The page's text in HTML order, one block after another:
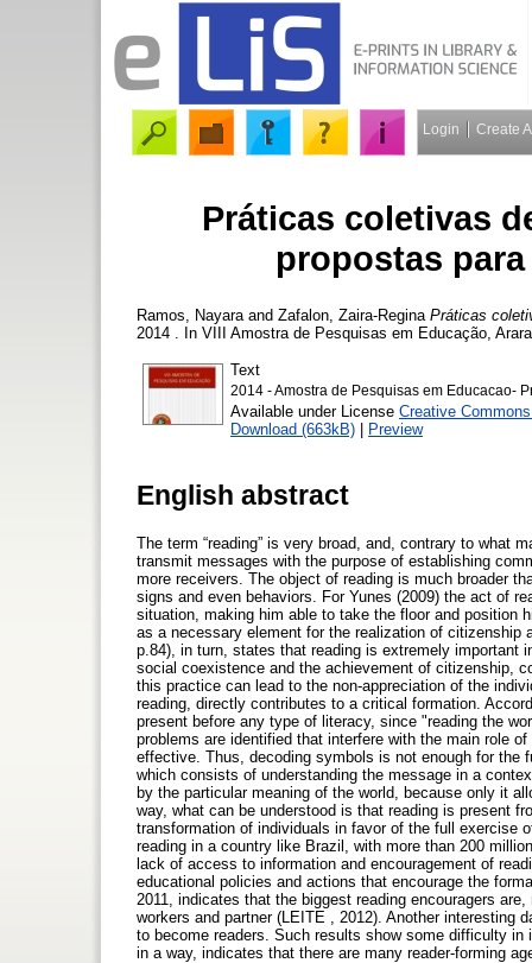
Login Create
Práticas coletivas
propostas
Ramos, Nayara and Zafalon, Zaira-Regina Práticas
2014 . In VIII Amostra de Pesquisas em Educação,
Text
2014 - Amostra de Pesquisas em Educacao-
Available under License Creative
Download (663kB) | Preview
English abstract
The term “reading” is very broad, and, contrary to what
transmit messages with the purpose of establishing
more receivers. The object of reading is much broader
signs and even behaviors. For Yunes (2009) the act of
situation, making him able to take the floor and position
as a necessary element for the realization of
p.84), in turn, states that reading is extremely
social coexistence and the achievement of citizenship,
this practice can lead to the non-appreciation of the
reading, directly contributes to a critical formation.
present before any type of literacy, since "reading the
problems are identified that interfere with the main role
effective. Thus, decoding symbols is not enough for the
which consists of understanding the message in a
by the particular meaning of the world, because only it
way, what can be understood is that reading is present
transformation of individuals in favor of the full
reading in a country like Brazil, with more than 200
lack of access to information and encouragement of
educational policies and actions that encourage the
2011, indicates that the biggest reading encouragers
workers and partner (LEITE , 2012). Another interesting
to become readers. Such results show some difficulty
in a way, indicates that there are many reader-forming